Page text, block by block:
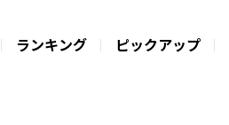
ランキング ピックアップ